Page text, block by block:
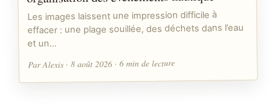
Les images laissent une impression difficile à
effacer : une plage souillée, des déchets dans l’eau
et un…
Par Alexis · 8 août 2026 · 6 min de lecture